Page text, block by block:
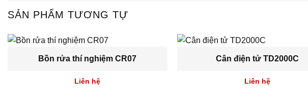
SẢN PHẨM TƯƠNG TỰ
Bồn rửa thí nghiệm CR07
Liên hệ
Cân điện tử TD2000C
Liên hệ